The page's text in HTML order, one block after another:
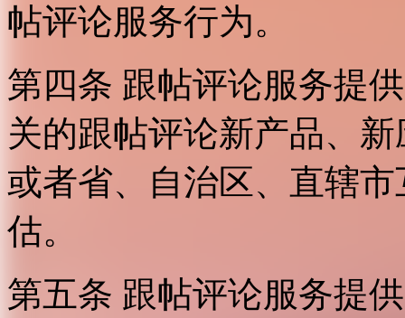
帖评论服务行为。
第四条 跟帖评论服务提
关的跟帖评论新产品、
或者省、自治区、直辖
估。
第五条 跟帖评论服务提